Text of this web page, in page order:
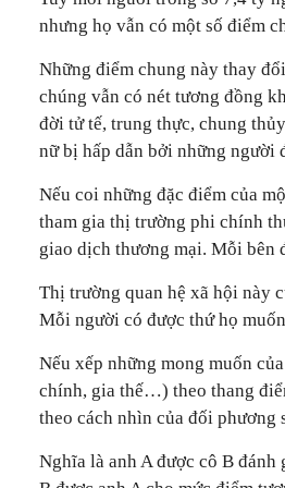
nhưng họ vẫn có một số điểm
Những điểm chung này thay
chúng vẫn có nét tương đồng
đời tử tế, trung thực, chung
nữ bị hấp dẫn bởi những người
Nếu coi những đặc điểm của
tham gia thị trường phi chính
giao dịch thương mại. Mỗi bên
Thị trường quan hệ xã hội này
Mỗi người có được thứ họ
Nếu xếp những mong muốn
chính, gia thế…) theo thang
theo cách nhìn của đối phương
Nghĩa là anh A được cô B đánh